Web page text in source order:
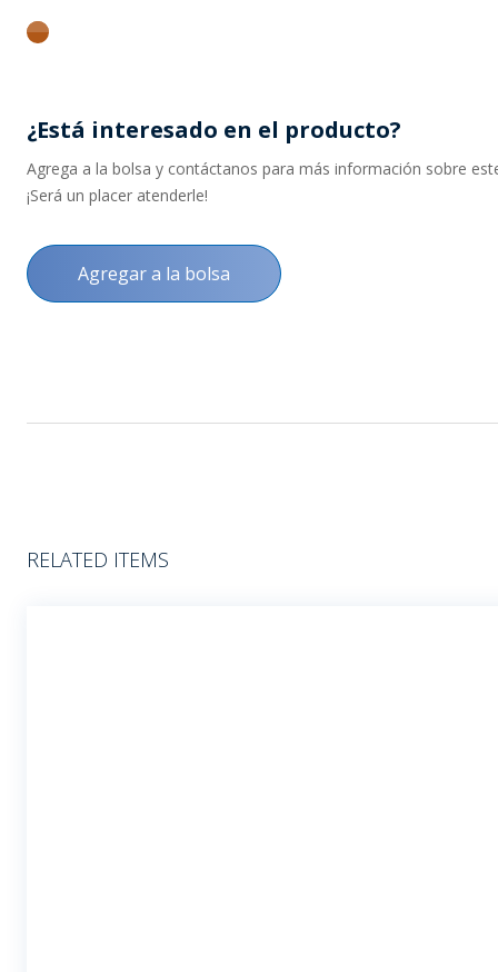
ambar
¿Está interesado en el producto?
Agrega a la bolsa y contáctanos para más información sobre
¡Será un placer atenderle!
Agregar a la bolsa
RELATED ITEMS